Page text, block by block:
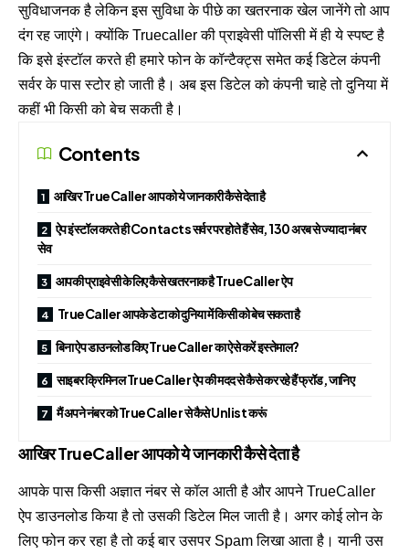
सुविधाजनक है लेकिन इस सुविधा के पीछे का खतरनाक खेल जानेंगे तो आप
दंग रह जाएंगे। क्योंकि Truecaller की प्राइवेसी पॉलिसी में ही ये स्पष्ट है
कि इसे इंस्टॉल करते ही हमारे फोन के कॉन्टैक्ट्स समेत कई डिटेल कंपनी
सर्वर के पास स्टोर हो जाती है। अब इस डिटेल को कंपनी चाहे तो दुनिया में
कहीं भी किसी को बेच सकती है।
Contents
आखिर TrueCaller आपको ये जानकारी कैसे देता है
ऐप इंस्टॉल करते ही Contacts सर्वर पर होते हैं सेव, 130 अरब से ज्यादा नंबर
सेव
आपकी प्राइवेसी के लिए कैसे खतरनाक है TrueCaller ऐप
TrueCaller आपके डेटा को दुनिया में किसी को बेच सकता है
बिना ऐप डाउनलोड किए TrueCaller का ऐसे करें इस्तेमाल?
साइबर क्रिमिनल TrueCaller ऐप की मदद से कैसे कर रहे हैं फ्रॉड, जानिए
मैं अपने नंबर को TrueCaller से कैसे Unlist करूं
आखिर TrueCaller आपको ये जानकारी कैसे देता है
आपके पास किसी अज्ञात नंबर से कॉल आती है और आपने TrueCaller
ऐप डाउनलोड किया है तो उसकी डिटेल मिल जाती है। अगर कोई लोन के
लिए फोन कर रहा है तो कई बार उसपर Spam लिखा आता है। यानी उस